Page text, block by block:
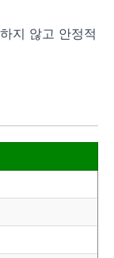
지 않고 안정적